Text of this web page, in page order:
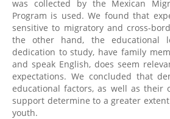
was collected by the Mexican
Program is used. We found that
sensitive to migratory and cross-
the other hand, the educational
dedication to study, have family
and speak English, does seem
expectations. We concluded that
educational factors, as well as their
support determine to a greater
youth.